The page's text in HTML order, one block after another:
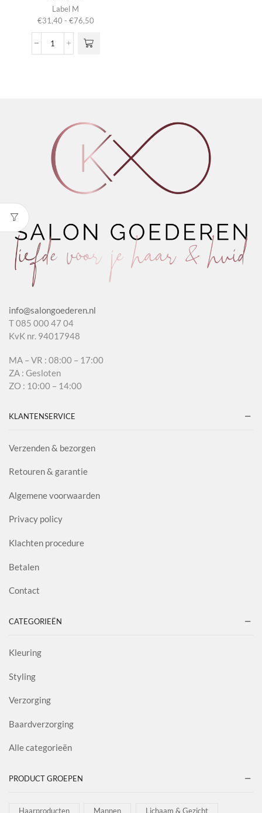
Label M
€31,40 - €76,50Prijsklasse:
tot
Diamond
heeft
meerdere
Deze optie
info@salongoederen.nl
T 085 000 47 04
KvK nr. 94017948
MA – VR : 08:00 – 17:00
ZA : Gesloten
ZO : 10:00 – 14:00
KLANTENSERVICE
Verzenden & bezorgen
Retouren & garantie
Algemene voorwaarden
Privacy policy
Klachten procedure
Betalen
Contact
CATEGORIEËN
Kleuring
Styling
Verzorging
Baardverzorging
Alle categorieën
PRODUCT GROEPEN
Haarproducten Mannen Lichaam & Gezicht